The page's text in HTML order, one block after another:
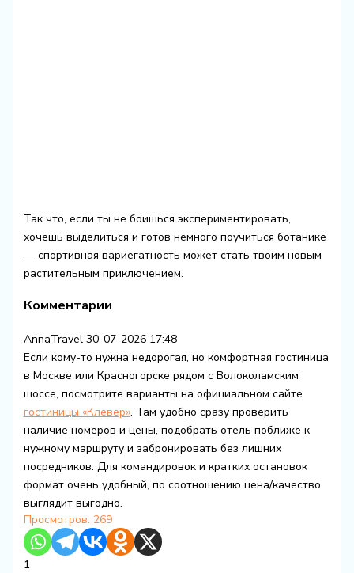
Так что, если ты не боишься экспериментировать,
хочешь выделиться и готов немного поучиться ботанике
— спортивная вариегатность может стать твоим новым
растительным приключением.
Комментарии
AnnaTravel 30-07-2026 17:48
Если кому-то нужна недорогая, но комфортная гостиница
в Москве или Красногорске рядом с Волоколамским
шоссе, посмотрите варианты на официальном сайте
гостиницы «Клевер». Там удобно сразу проверить
наличие номеров и цены, подобрать отель поближе к
нужному маршруту и забронировать без лишних
посредников. Для командировок и кратких остановок
формат очень удобный, по соотношению цена/качество
выглядит выгодно.
Просмотров: 269
1